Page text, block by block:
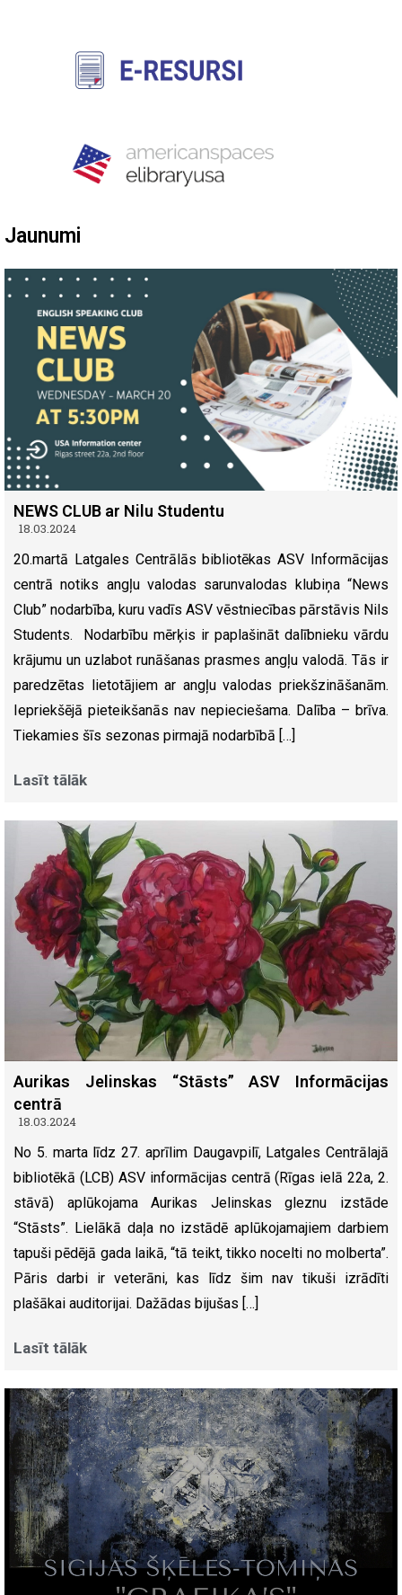
Jaunumi
NEWS CLUB ar Nilu Studentu
18.03.2024
20.martā Latgales Centrālās bibliotēkas ASV Informācijas
centrā notiks angļu valodas sarunvalodas klubiņa “News
Club” nodarbība, kuru vadīs ASV vēstniecības pārstāvis Nils
Students. Nodarbību mērķis ir paplašināt dalībnieku vārdu
krājumu un uzlabot runāšanas prasmes angļu valodā. Tās ir
paredzētas lietotājiem ar angļu valodas priekšzināšanām.
Iepriekšējā pieteikšanās nav nepieciešama. Dalība – brīva.
Tiekamies šīs sezonas pirmajā nodarbībā […]
Lasīt tālāk
Aurikas Jelinskas “Stāsts” ASV Informācijas
centrā
18.03.2024
No 5. marta līdz 27. aprīlim Daugavpilī, Latgales Centrālajā
bibliotēkā (LCB) ASV informācijas centrā (Rīgas ielā 22a, 2.
stāvā) aplūkojama Aurikas Jelinskas gleznu izstāde
“Stāsts”. Lielākā daļa no izstādē aplūkojamajiem darbiem
tapuši pēdējā gada laikā, “tā teikt, tikko nocelti no molberta”.
Pāris darbi ir veterāni, kas līdz šim nav tikuši izrādīti
plašākai auditorijai. Dažādas bijušas […]
Lasīt tālāk